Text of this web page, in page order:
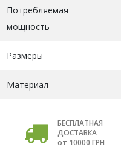
Потребляемая
мощность
Размеры
Материал
БЕСПЛАТНАЯ
ДОСТАВКА
от 10000 ГРН